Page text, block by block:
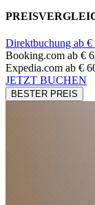
Direktbuchung ab €
Booking.com ab €
Expedia.com ab €
JETZT BUCHEN
BESTER PREIS